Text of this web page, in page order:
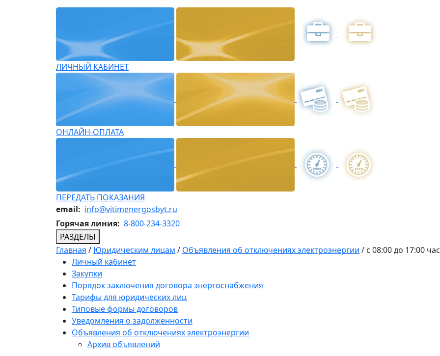
ЛИЧНЫЙ КАБИНЕТ
ОНЛАЙН-ОПЛАТА
ПЕРЕДАТЬ ПОКАЗАНИЯ
email: info@vitimenergosbyt.ru
Горячая линия: 8-800-234-3320
РАЗДЕЛЫ
Главная / Юридическим лицам / Объявления об отключениях электроэнергии / с 08:00 до 17:00
Личный кабинет
Закупки
Порядок заключения договора энергоснабжения
Тарифы для юридических лиц
Типовые формы договоров
Уведомления о задолженности
Объявления об отключениях электроэнергии
Архив объявлений